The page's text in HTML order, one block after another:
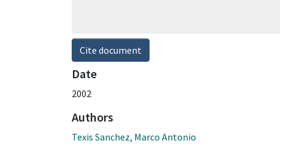
Cite document
Date
2002
Authors
Texis Sanchez, Marco Antonio